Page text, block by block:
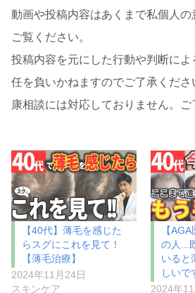
動画や投稿内容はあくまで私個人
ご覧ください。
投稿内容を元にした行動や判断に
任を負いかねますのでご了承くだ
康相談には対応しておりません。ご
【40代】薄毛を感じた
らスグにこれを見て！
【薄毛治療】
2024年11月24日
スキンケア
【
の人...
いると
しいで
2024年